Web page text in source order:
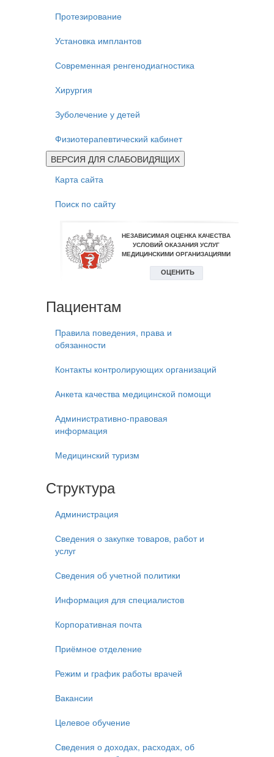
Протезирование
Установка имплантов
Современная ренгенодиагностика
Хирургия
Зуболечение у детей
Физиотерапевтический кабинет
ВЕРСИЯ ДЛЯ СЛАБОВИДЯЩИХ
Карта сайта
Поиск по сайту
Пациентам
Правила поведения, права и
обязанности
Контакты контролирующих организаций
Анкета качества медицинской помощи
Административно-правовая
информация
Медицинский туризм
Структура
Администрация
Сведения о закупке товаров, работ и
услуг
Сведения об учетной политики
Информация для специалистов
Корпоративная почта
Приёмное отделение
Режим и график работы врачей
Вакансии
Целевое обучение
Сведения о доходах, расходах, об